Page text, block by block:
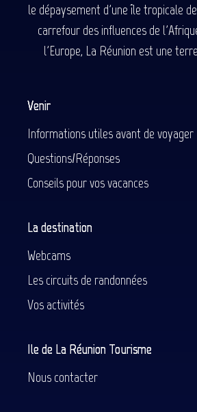
le dépaysement d'une île tropicale
carrefour des influences de
l'Europe, La Réunion est une
Venir
Informations utiles avant de voyager
Questions/Réponses
Conseils pour vos vacances
La destination
Webcams
Les circuits de randonnées
Vos activités
Ile de La Réunion Tourisme
Nous contacter